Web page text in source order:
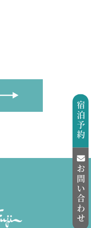
宿泊予約
お問い合わせ